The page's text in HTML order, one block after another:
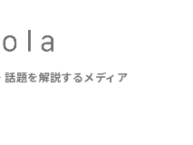
話題を解説するメディア